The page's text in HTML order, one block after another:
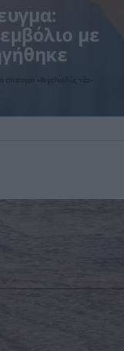
με
επίτευγμα «θεμελιωδώς νέα»